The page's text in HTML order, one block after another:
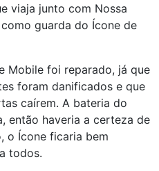
viaja junto com Nossa
guarda do Ícone de
Mobile foi reparado, já que
foram danificados e que
caírem. A bateria do
então haveria a certeza de
o Ícone ficaria bem
todos.